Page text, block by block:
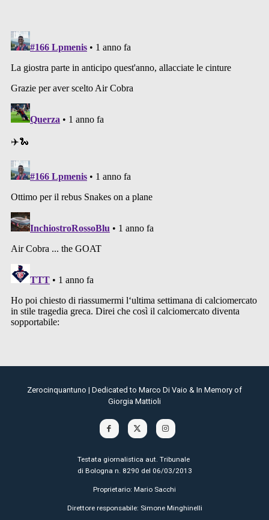
Zerocinquantuno | Dedicated to Marco Di Vaio & In Memory of
Giorgia Mattioli
Testata giornalistica aut. Tribunale
di Bologna n. 8290 del 06/03/2013
Proprietario: Mario Sacchi
Direttore responsabile: Simone Minghinelli